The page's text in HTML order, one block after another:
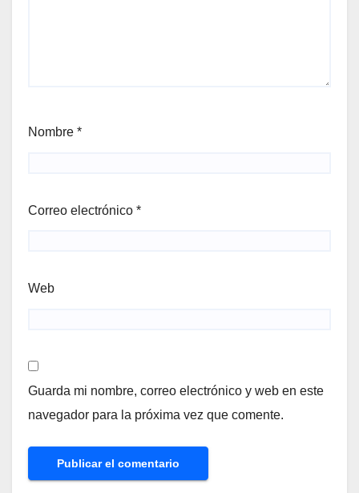
Nombre *
Correo electrónico *
Web
Guarda mi nombre, correo electrónico y web en este
navegador para la próxima vez que comente.